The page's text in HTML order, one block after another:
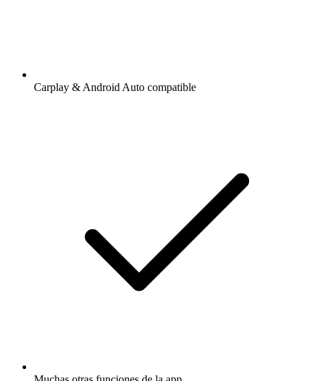
Carplay & Android Auto compatible